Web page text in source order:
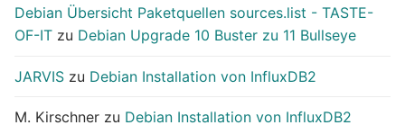
Debian Übersicht Paketquellen sources.list - TASTE-
OF-IT zu Debian Upgrade 10 Buster zu 11 Bullseye
JARVIS zu Debian Installation von InfluxDB2
M. Kirschner zu Debian Installation von InfluxDB2